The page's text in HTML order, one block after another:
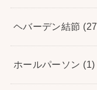
ヘバーデン結節
ホールパーソン (1)